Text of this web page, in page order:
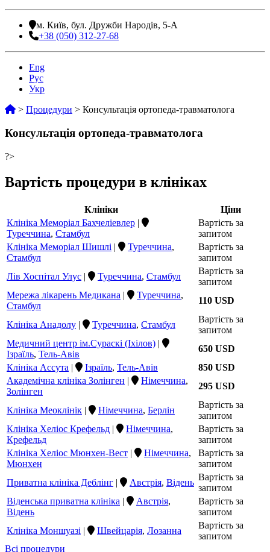
м. Київ, бул. Дружби Народів, 5-А
+38 (050) 312-27-68
Eng
Рус
Укр
> Процедури > Консультація ортопеда-травматолога
Консультація ортопеда-травматолога
?>
Вартість процедури в клініках
Клініки
Ціни
Клініка Меморіал Бахчеліевлер |
Туреччина, Стамбул
Вартість за
запитом
Клініка Меморіал Шишлі | Туреччина,
Стамбул
Вартість за
запитом
Лів Хоспітал Улус | Туреччина, Стамбул
Вартість за
запитом
Мережа лікарень Медикана | Туреччина,
Стамбул
110 USD
Клініка Анадолу | Туреччина, Стамбул
Вартість за
запитом
Медичний центр ім.Сураскі (Іхілов) |
Ізраїль, Тель-Авів
650 USD
Клініка Ассута | Ізраїль, Тель-Авів
850 USD
Академічна клініка Золінген | Німеччина,
Золінген
295 USD
Клініка Меоклінік | Німеччина, Берлін
Вартість за
запитом
Клініка Хеліос Крефельд | Німеччина,
Крефельд
Вартість за
запитом
Клініка Хеліос Мюнхен-Вест | Німеччина,
Мюнхен
Вартість за
запитом
Приватна клініка Деблінг | Австрія, Відень
Вартість за
запитом
Віденська приватна клініка | Австрія,
Відень
Вартість за
запитом
Клініка Моншуазі | Швейцарія, Лозанна
Вартість за
запитом
Всі процедури